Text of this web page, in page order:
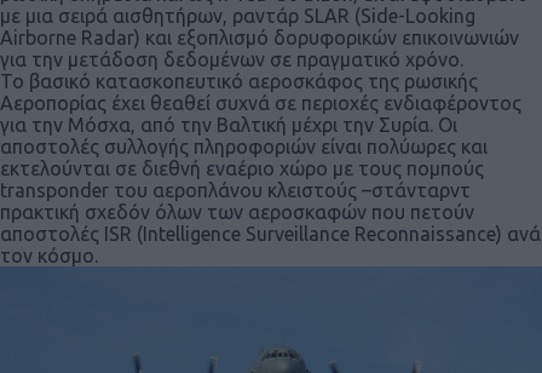
με μια σειρά αισθητήρων, ραντάρ SLAR (Side-Looking
Airborne Radar) και εξοπλισμό δορυφορικών επικοινωνιών
για την μετάδοση δεδομένων σε πραγματικό χρόνο.
Το βασικό κατασκοπευτικό αεροσκάφος της ρωσικής
Αεροπορίας έχει θεαθεί συχνά σε περιοχές ενδιαφέροντος
για την Μόσχα, από την Βαλτική μέχρι την Συρία. Οι
αποστολές συλλογής πληροφοριών είναι πολύωρες και
εκτελούνται σε διεθνή εναέριο χώρο με τους πομπούς
transponder του αεροπλάνου κλειστούς –στάνταρντ
πρακτική σχεδόν όλων των αεροσκαφών που πετούν
αποστολές ISR (Intelligence Surveillance Reconnaissance) ανά
τον κόσμο.